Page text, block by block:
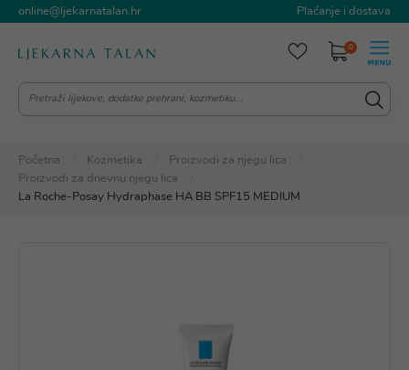
online@ljekarnatalan.hr Plaćanje i dostava
0
Početna Kozmetika
Proizvodi za njegu lica
Proizvodi za dnevnu njegu lica
La Roche-Posay Hydraphase HA BB SPF15 MEDIUM